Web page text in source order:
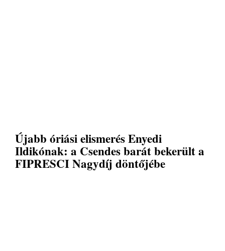
Újabb óriási elismerés Enyedi
Ildikónak: a Csendes barát bekerült a
FIPRESCI Nagydíj döntőjébe